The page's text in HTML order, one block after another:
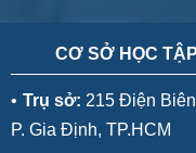
CƠ SỞ HỌC TẬP
• Trụ sở: 215 Điện
P. Gia Định, TP.HCM